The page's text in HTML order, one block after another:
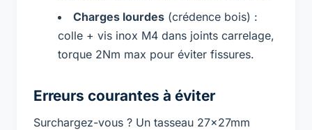
Charges lourdes (crédence bois) :
colle + vis inox M4 dans joints carrelage,
torque 2Nm max pour éviter fissures.
Erreurs courantes à éviter
Surchargez-vous ? Un tasseau 27x27mm